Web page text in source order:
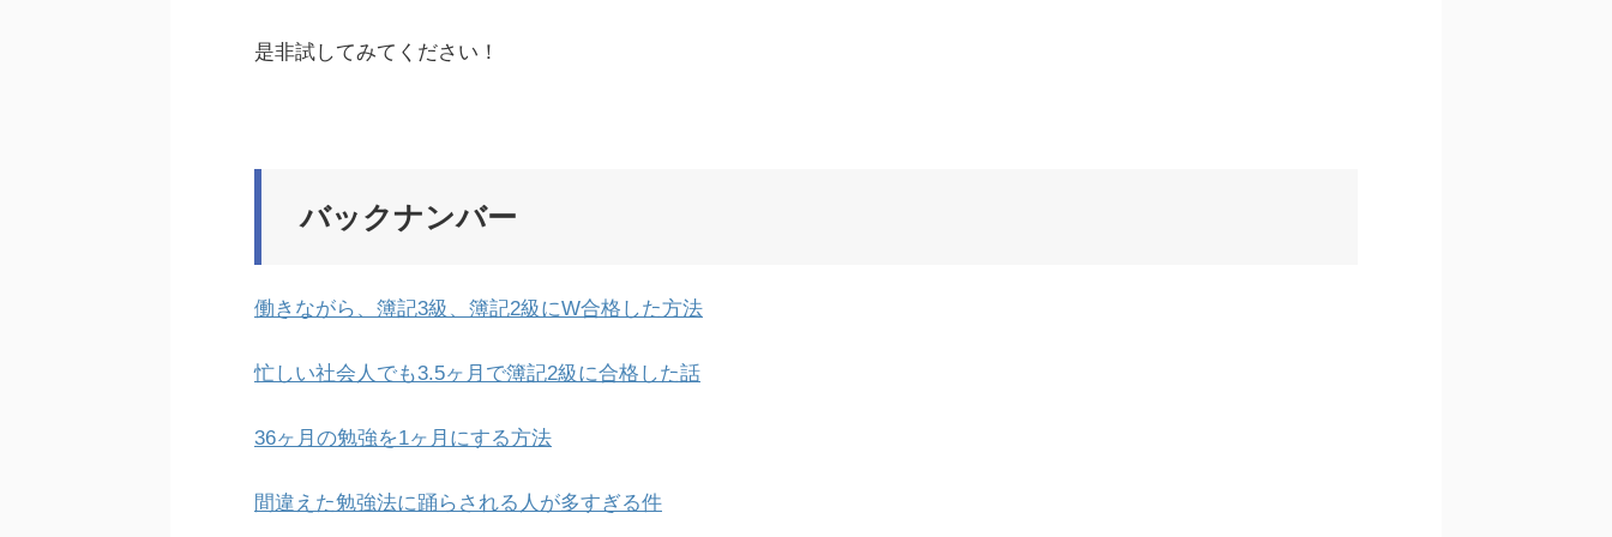
是非試してみてください！
バックナンバー
働きながら、簿記3級、簿記2級にW合格した方法
忙しい社会人でも3.5ヶ月で簿記2級に合格した話
36ヶ月の勉強を1ヶ月にする方法
間違えた勉強法に踊らされる人が多すぎる件